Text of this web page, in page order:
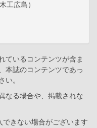
工広島）
ているコンテンツが含ま
本誌のコンテンツであっ
い。
なる場合や、掲載されな
きない場合がございます